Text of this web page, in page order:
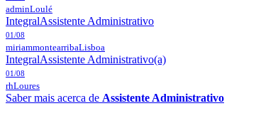
adminLoulé
IntegralAssistente Administrativo
01/08
miriammontearribaLisboa
IntegralAssistente Administrativo(a)
01/08
rhLoures
Saber mais acerca de Assistente Administrativo